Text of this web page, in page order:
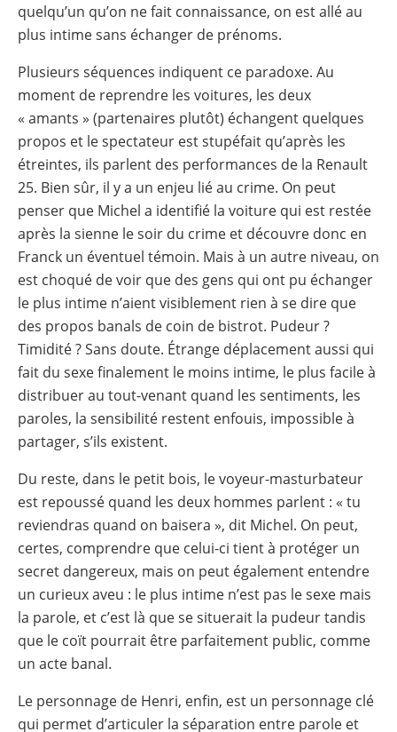
quelqu’un qu’on ne fait connaissance, on est allé au
plus intime sans échanger de prénoms.
Plusieurs séquences indiquent ce paradoxe. Au
moment de reprendre les voitures, les deux
« amants » (partenaires plutôt) échangent quelques
propos et le spectateur est stupéfait qu’après les
étreintes, ils parlent des performances de la Renault
25. Bien sûr, il y a un enjeu lié au crime. On peut
penser que Michel a identifié la voiture qui est restée
après la sienne le soir du crime et découvre donc en
Franck un éventuel témoin. Mais à un autre niveau, on
est choqué de voir que des gens qui ont pu échanger
le plus intime n’aient visiblement rien à se dire que
des propos banals de coin de bistrot. Pudeur ?
Timidité ? Sans doute. Étrange déplacement aussi qui
fait du sexe finalement le moins intime, le plus facile à
distribuer au tout-venant quand les sentiments, les
paroles, la sensibilité restent enfouis, impossible à
partager, s’ils existent.
Du reste, dans le petit bois, le voyeur-masturbateur
est repoussé quand les deux hommes parlent : « tu
reviendras quand on baisera », dit Michel. On peut,
certes, comprendre que celui-ci tient à protéger un
secret dangereux, mais on peut également entendre
un curieux aveu : le plus intime n’est pas le sexe mais
la parole, et c’est là que se situerait la pudeur tandis
que le coït pourrait être parfaitement public, comme
un acte banal.
Le personnage de Henri, enfin, est un personnage clé
qui permet d’articuler la séparation entre parole et